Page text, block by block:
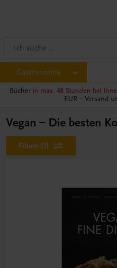
Gastronomie
Bücher in max. 48 Stunden bei
EUR – Versand
Vegan – Die besten
Filtern (1)